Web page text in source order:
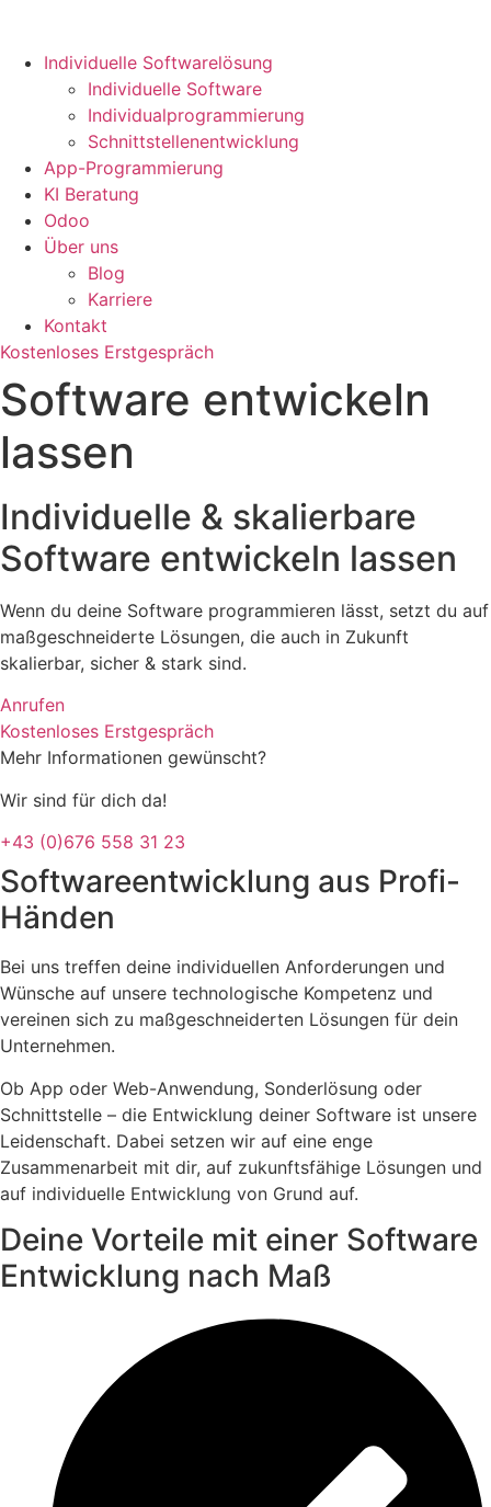
Individuelle Softwarelösung
Individuelle Software
Individualprogrammierung
Schnittstellenentwicklung
App-Programmierung
KI Beratung
Odoo
Über uns
Blog
Karriere
Kontakt
Kostenloses Erstgespräch
Software entwickeln
lassen
Individuelle & skalierbare
Software entwickeln lassen
Wenn du deine Software programmieren lässt, setzt du auf
maßgeschneiderte Lösungen, die auch in Zukunft
skalierbar, sicher & stark sind.
Anrufen
Kostenloses Erstgespräch
Mehr Informationen gewünscht?
Wir sind für dich da!
+43 (0)676 558 31 23
Softwareentwicklung aus Profi-
Händen
Bei uns treffen deine individuellen Anforderungen und
Wünsche auf unsere technologische Kompetenz und
vereinen sich zu maßgeschneiderten Lösungen für dein
Unternehmen.
Ob App oder Web-Anwendung, Sonderlösung oder
Schnittstelle – die Entwicklung deiner Software ist unsere
Leidenschaft. Dabei setzen wir auf eine enge
Zusammenarbeit mit dir, auf zukunftsfähige Lösungen und
auf individuelle Entwicklung von Grund auf.
Deine Vorteile mit einer Software
Entwicklung nach Maß